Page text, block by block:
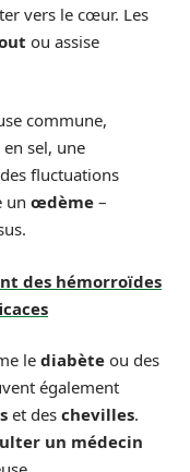
vers le cœur. Les
ou assise
commune,
sel, une
fluctuations
un œdème –
des hémorroïdes
le diabète ou des
également
et des chevilles.
un médecin